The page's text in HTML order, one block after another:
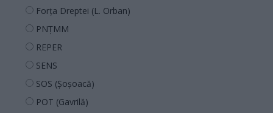
Forța Dreptei (L. Orban)
PNȚMM
REPER
SENS
SOS (Șoșoacă)
POT (Gavrilă)